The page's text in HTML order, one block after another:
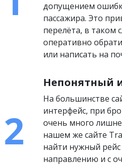
допущением
пассажира. Это
перелёта, в таком
оперативно
или написать на
Непонятный
На большинстве
интерфейс, при
очень много
нашем же сайте
найти нужный
направлению и с